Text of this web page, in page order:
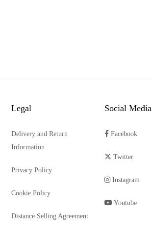
Legal
Delivery and Return
Information
Privacy Policy
Cookie Policy
Distance Selling Agreement
Social Media
Facebook
Twitter
Instagram
Youtube